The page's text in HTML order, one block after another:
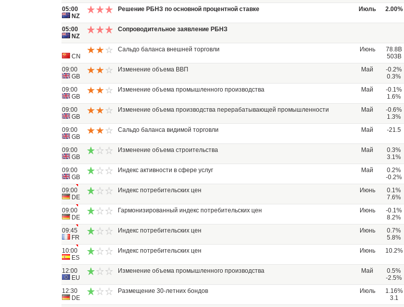
05:00
NZ
Решение РБНЗ по основной процентной ставке Июль 2.00%
05:00
NZ
Сопроводительное заявление РБНЗ
CN
Сальдо баланса внешней торговли Июнь
78.8B
503B
09:00
GB
Изменение объема ВВП Май
-0.2%
0.3%
09:00
GB
Изменение объема промышленного производства Май
-0.1%
1.6%
09:00
GB
Изменение объема производства перерабатывающей промышленности Май
-0.6%
1.3%
09:00
GB
Сальдо баланса видимой торговли Май -21.5
09:00
GB
Изменение объема строительства Май
0.3%
3.1%
09:00
GB
Индекс активности в сфере услуг Май
0.2%
-0.2%
09:00
DE
Индекс потребительских цен Июнь
0.1%
7.6%
09:00
DE
Гармонизированный индекс потребительских цен Июнь
-0.1%
8.2%
09:45
FR
Индекс потребительских цен Июнь
0.7%
5.8%
10:00
ES
Индекс потребительских цен Июнь 10.2%
12:00
EU
Изменение объема промышленного производства Май
0.5%
-2.5%
12:30
DE
Размещение 30-летних бондов Июль
1.16%
3.1